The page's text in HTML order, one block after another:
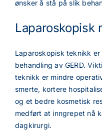
ønsker å stå på slik
Laparoskopisk
Laparoskopisk teknikk
behandling av GERD.
teknikk er mindre
smerte, kortere
og et bedre kosmetisk
medført at inngrepet nå
dagkirurgi.